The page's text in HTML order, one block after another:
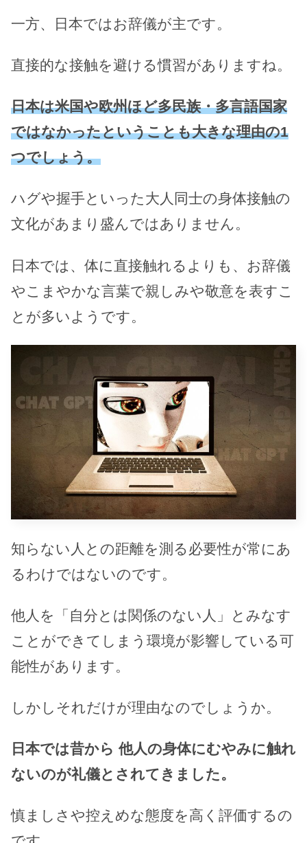
一方、日本ではお辞儀が主です。
直接的な接触を避ける慣習がありますね。
日本は米国や欧州ほど多民族・多言語国家
ではなかったということも大きな理由の1
つでしょう。
ハグや握手といった大人同士の身体接触の
文化があまり盛んではありません。
日本では、体に直接触れるよりも、お辞儀
やこまやかな言葉で親しみや敬意を表すこ
とが多いようです。
知らない人との距離を測る必要性が常にあ
るわけではないのです。
他人を「自分とは関係のない人」とみなす
ことができてしまう環境が影響している可
能性があります。
しかしそれだけが理由なのでしょうか。
日本では昔から 他人の身体にむやみに触れ
ないのが礼儀とされてきました。
慎ましさや控えめな態度を高く評価するの